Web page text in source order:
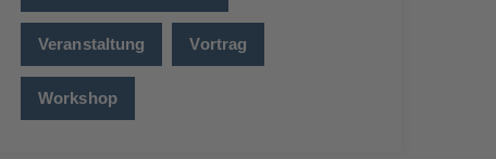
Veranstaltung Vortrag
Workshop